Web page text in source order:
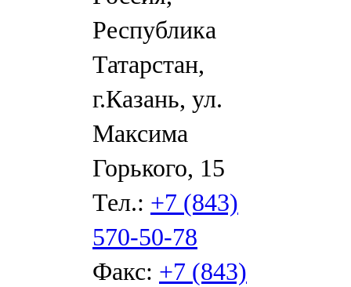
Республика
Татарстан,
г.Казань, ул.
Максима
Горького, 15
Тел.: +7 (843)
570-50-78
Факс: +7 (843)